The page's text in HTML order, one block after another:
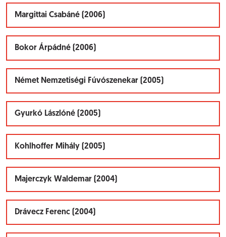
Margittai Csabáné (2006)
Bokor Árpádné (2006)
Német Nemzetiségi Fúvószenekar (2005)
Gyurkó Lászlóné (2005)
Kohlhoffer Mihály (2005)
Majerczyk Waldemar (2004)
Drávecz Ferenc (2004)